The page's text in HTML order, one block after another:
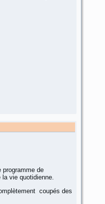
programme de
vie quotidienne.
coupés des